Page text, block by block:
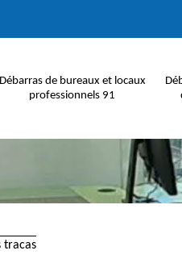
Débarras de bureaux et locaux
professionnels 91
tracas